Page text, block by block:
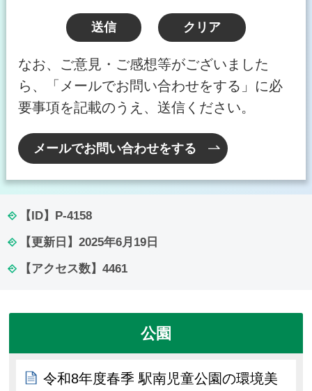
なお、ご意見・ご感想等がございました
ら、「メールでお問い合わせをする」に必
要事項を記載のうえ、送信ください。
メールでお問い合わせをする
【ID】 P-4158
【更新日】 2025年6月19日
【アクセス数】 4461
公園
令和8年度春季 駅南児童公園の環境美